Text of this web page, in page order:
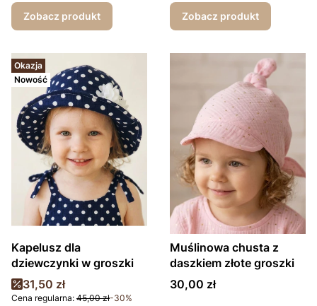
Zobacz produkt Zobacz produkt
Okazja
Nowość
Kapelusz dla
dziewczynki w groszki
Cena promocyjna
31,50 zł
Cena regularna: 45,00 zł-30%
Muślinowa chusta z
daszkiem złote groszki
Cena
30,00 zł